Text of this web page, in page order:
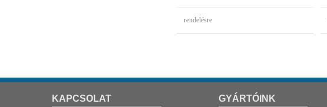
rendelésre
KAPCSOLAT GYÁRTÓINK